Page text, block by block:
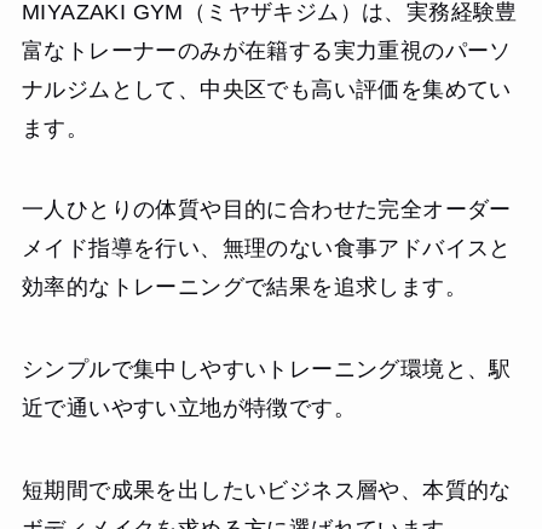
MIYAZAKI GYM（ミヤザキジム）は、実務経験豊
富なトレーナーのみが在籍する実力重視のパーソ
ナルジムとして、中央区でも高い評価を集めてい
ます。
一人ひとりの体質や目的に合わせた完全オーダー
メイド指導を行い、無理のない食事アドバイスと
効率的なトレーニングで結果を追求します。
シンプルで集中しやすいトレーニング環境と、駅
近で通いやすい立地が特徴です。
短期間で成果を出したいビジネス層や、本質的な